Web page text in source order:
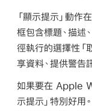
搜
尋
「顯示提示」動作
框包含標題、描述
徑執行的選擇性「
享資料、提供警告
如果要在 Apple
示提示」特別好用